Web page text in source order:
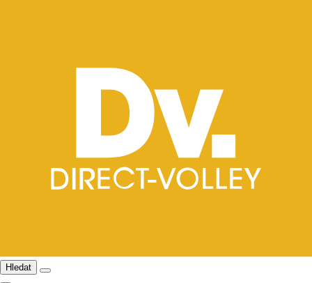
Hledat